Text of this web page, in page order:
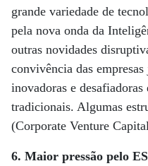
grande variedade de
pela nova onda da
outras novidades
convivência das
inovadoras e
tradicionais. Algumas
(Corporate Venture
6. Maior pressão pelo